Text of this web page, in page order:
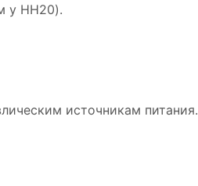
у HH20).
источникам питания.